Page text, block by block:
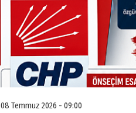
08 Temmuz 2026 - 09:00